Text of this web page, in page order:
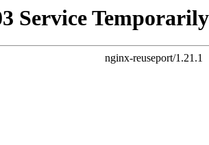
Service
nginx-reuseport/1.21.1